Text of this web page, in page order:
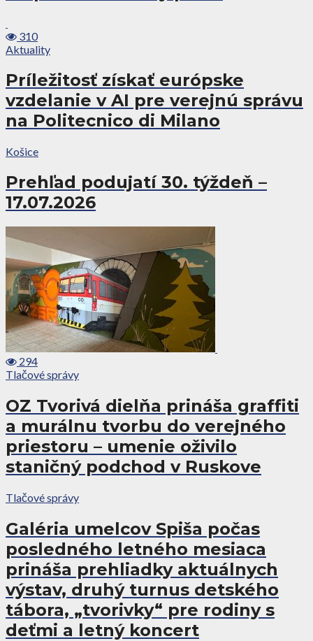
310
Aktuality
Príležitosť získať európske
vzdelanie v AI pre verejnú správu
na Politecnico di Milano
Košice
Prehľad podujatí 30. týždeň –
17.07.2026
294
Tlačové správy
OZ Tvorivá dielňa prináša graffiti
a murálnu tvorbu do verejného
priestoru – umenie oživilo
staničný podchod v Ruskove
Tlačové správy
Galéria umelcov Spiša počas
posledného letného mesiaca
prináša prehliadky aktuálnych
výstav, druhý turnus detského
tábora, „tvorivky“ pre rodiny s
deťmi a letný koncert